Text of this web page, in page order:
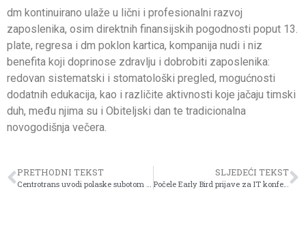
dm kontinuirano ulaže u lični i profesionalni razvoj
zaposlenika, osim direktnih finansijskih pogodnosti poput 13.
plate, regresa i dm poklon kartica, kompanija nudi i niz
benefita koji doprinose zdravlju i dobrobiti zaposlenika:
redovan sistematski i stomatološki pregled, mogućnosti
dodatnih edukacija, kao i različite aktivnosti koje jačaju timski
duh, među njima su i Obiteljski dan te tradicionalna
novogodišnja večera.
PRETHODNI TEKST
Centrotrans uvodi polaske subotom na relaciji Sutjeska – Orahov Brijeg
SLJEDEĆI TEKST
Počele Early Bird prijave za IT konferenciju Vision Days 2026.